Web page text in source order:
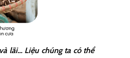
lãi… Liệu chúng ta có thể